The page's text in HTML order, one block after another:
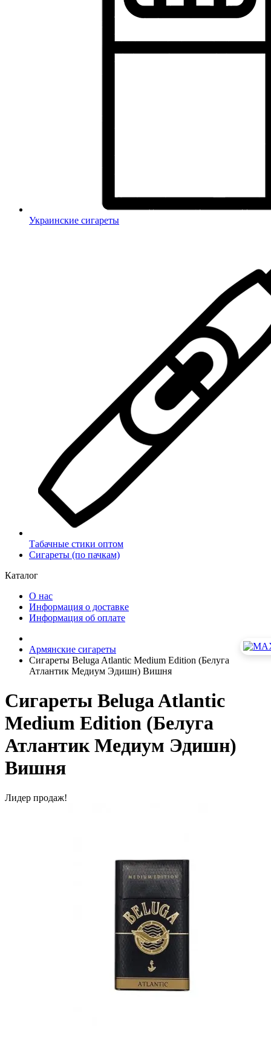
Украинские сигареты
Табачные стики оптом
Сигареты (по пачкам)
Каталог
О нас
Информация о доставке
Информация об оплате
Армянские сигареты
Сигареты Beluga Atlantic Medium Edition (Белуга
Атлантик Медиум Эдишн) Вишня
Сигареты Beluga Atlantic
Medium Edition (Белуга
Атлантик Медиум Эдишн)
Вишня
Лидер продаж!